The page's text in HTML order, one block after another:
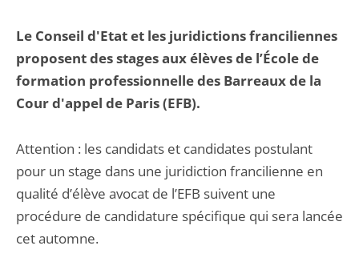
Le Conseil d'Etat et les juridictions franciliennes
proposent des stages aux élèves de l’École de
formation professionnelle des Barreaux de la
Cour d'appel de Paris (EFB).
Attention : les candidats et candidates postulant
pour un stage dans une juridiction francilienne en
qualité d’élève avocat de l’EFB suivent une
procédure de candidature spécifique qui sera lancée
cet automne.